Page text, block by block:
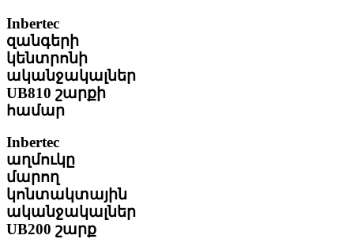
Inbertec
զանգերի
կենտրոնի
ականջակալներ
UB810 շարքի
համար
Inbertec
աղմուկը
մարող
կոնտակտային
ականջակալներ
UB200 շարք